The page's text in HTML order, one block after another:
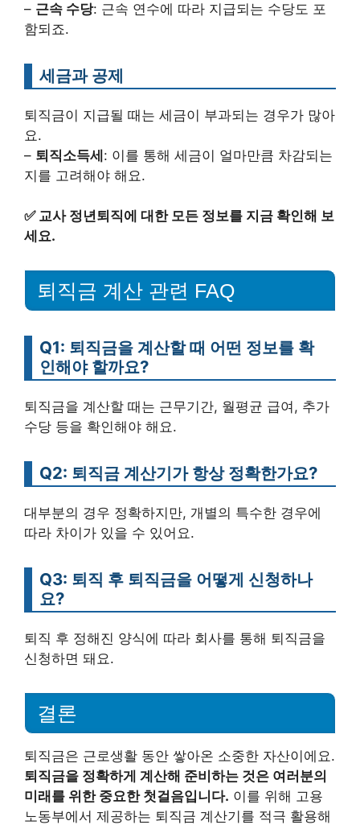
– 근속 수당: 근속 연수에 따라 지급되는 수당도 포
함되죠.
세금과 공제
퇴직금이 지급될 때는 세금이 부과되는 경우가 많아
요.
– 퇴직소득세: 이를 통해 세금이 얼마만큼 차감되는
지를 고려해야 해요.
✅ 교사 정년퇴직에 대한 모든 정보를 지금 확인해 보
세요.
퇴직금 계산 관련 FAQ
Q1: 퇴직금을 계산할 때 어떤 정보를 확
인해야 할까요?
퇴직금을 계산할 때는 근무기간, 월평균 급여, 추가
수당 등을 확인해야 해요.
Q2: 퇴직금 계산기가 항상 정확한가요?
대부분의 경우 정확하지만, 개별의 특수한 경우에
따라 차이가 있을 수 있어요.
Q3: 퇴직 후 퇴직금을 어떻게 신청하나
요?
퇴직 후 정해진 양식에 따라 회사를 통해 퇴직금을
신청하면 돼요.
결론
퇴직금은 근로생활 동안 쌓아온 소중한 자산이에요.
퇴직금을 정확하게 계산해 준비하는 것은 여러분의
미래를 위한 중요한 첫걸음입니다. 이를 위해 고용
노동부에서 제공하는 퇴직금 계산기를 적극 활용해